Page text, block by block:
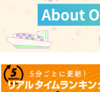
FGO/FAKE DUME
TOKIMOOON
495円 （税込）
Romancia02